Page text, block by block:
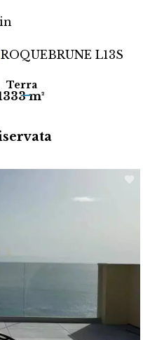
ROQUEBRUNE L13S
Terra
m²